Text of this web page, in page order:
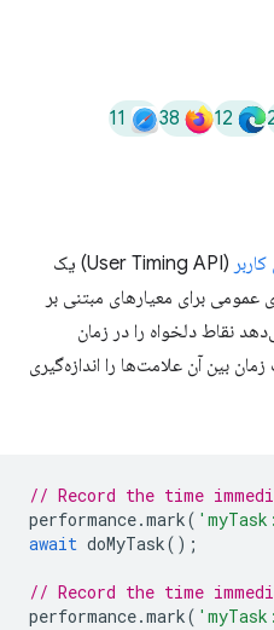
12
38
11
(User Timing API) یک
برای معیارهای مبتنی بر
دلخواه را در زمان
آن علامت‌ها را اندازه‌گیری
// Record the time
performance.mark(
await doMyTask
// Record the time
performance.mark(